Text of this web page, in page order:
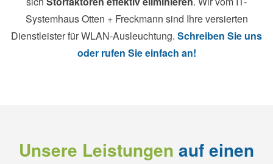
Systemhaus Otten + Freckmann sind Ihre versierten
Dienstleister für WLAN-Ausleuchtung. Schreiben Sie uns
oder rufen Sie einfach an!
Unsere Leistungen auf einen